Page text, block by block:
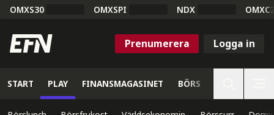
OMXS30 OMXSPI NDX
Prenumerera Logga in
START PLAY FINANSMAGASINET BÖRS